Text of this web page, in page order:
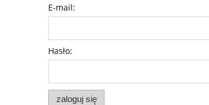
E-mail:
Hasło:
zaloguj się